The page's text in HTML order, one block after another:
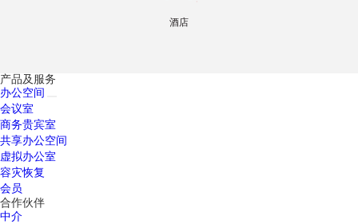
酒店
产品及服务
办公空间
会议室
商务贵宾室
共享办公空间
虚拟办公室
容灾恢复
会员
合作伙伴
中介